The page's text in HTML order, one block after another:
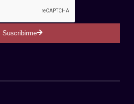
Suscribirme